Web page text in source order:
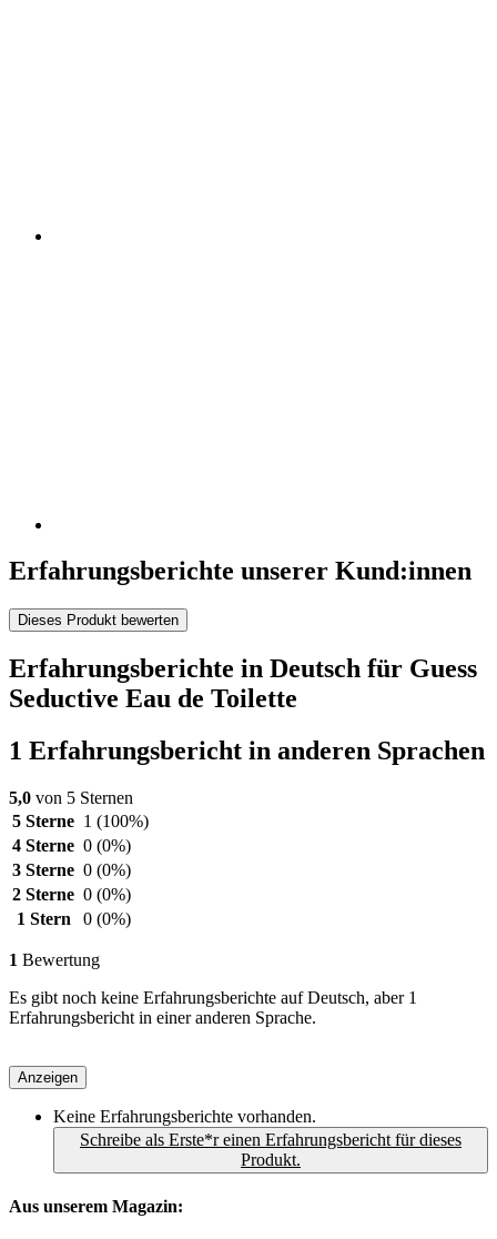
Erfahrungsberichte unserer Kund:innen
Dieses Produkt bewerten
Erfahrungsberichte in Deutsch für Guess
Seductive Eau de Toilette
1 Erfahrungsbericht in anderen Sprachen
5,0 von 5 Sternen
5 Sterne 1 (100%)
4 Sterne 0 (0%)
3 Sterne 0 (0%)
2 Sterne 0 (0%)
1 Stern
0 (0%)
1 Bewertung
Es gibt noch keine Erfahrungsberichte auf Deutsch, aber 1
Erfahrungsbericht in einer anderen Sprache.
Anzeigen
Keine Erfahrungsberichte vorhanden.
Schreibe als Erste*r einen Erfahrungsbericht für dieses
Produkt.
Aus unserem Magazin: